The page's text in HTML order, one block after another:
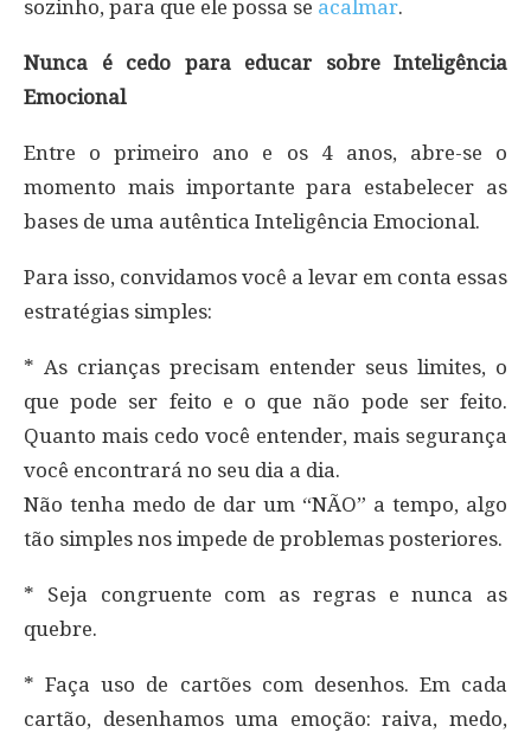
sozinho, para que ele possa se acalmar.
Nunca é cedo para educar sobre Inteligência
Emocional
Entre o primeiro ano e os 4 anos, abre-se o
momento mais importante para estabelecer as
bases de uma autêntica Inteligência Emocional.
Para isso, convidamos você a levar em conta essas
estratégias simples:
* As crianças precisam entender seus limites, o
que pode ser feito e o que não pode ser feito.
Quanto mais cedo você entender, mais segurança
você encontrará no seu dia a dia.
Não tenha medo de dar um “NÃO” a tempo, algo
tão simples nos impede de problemas posteriores.
* Seja congruente com as regras e nunca as
quebre.
* Faça uso de cartões com desenhos. Em cada
cartão, desenhamos uma emoção: raiva, medo,